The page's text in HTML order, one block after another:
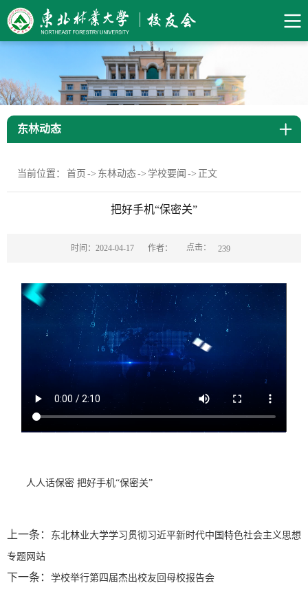
东林动态
当前位置： 首页 -> 东林动态-> 学校要闻 -> 正文
把好手机“保密关”
时间：2024-04-17 作者： 点击： 239
人人话保密 把好手机“保密关”
上一条： 东北林业大学学习贯彻习近平新时代中国特色社会主义思想
专题网站
下一条： 学校举行第四届杰出校友回母校报告会